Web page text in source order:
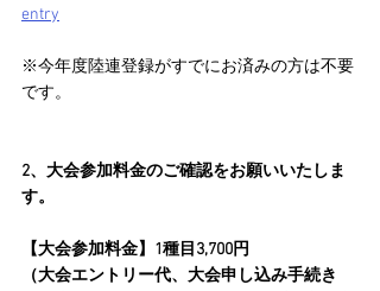
entry
※今年度陸連登録がすでにお済みの方は不要
です。
2、大会参加料金のご確認をお願いいたしま
す。
【大会参加料金】1種目3,700円
（大会エントリー代、大会申し込み手続き